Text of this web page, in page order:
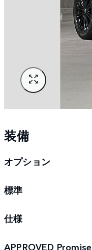
装備
オプション
標準
仕様
APPROVED Promise